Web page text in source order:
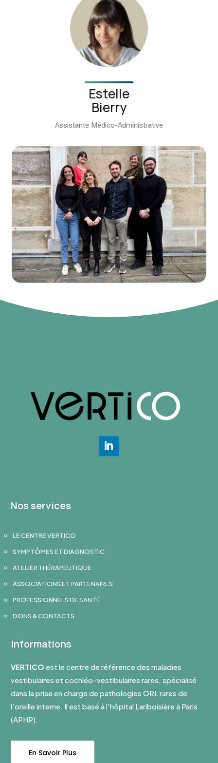
Estelle
Bierry
Assistante Médico-Administrative
Nos services
LE CENTRE VERTICO
SYMPTÔMES ET DIAGNOSTIC
ATELIER THÉRAPEUTIQUE
ASSOCIATIONS ET PARTENAIRES
PROFESSIONNELS DE SANTÉ
DONS & CONTACTS
Informations
VERTICO est le centre de référence des maladies
vestibulaires et cochléo-vestibulaires rares, spécialisé
dans la prise en charge de pathologies ORL rares de
l’oreille interne. Il est basé à l’hôpital Lariboisière à Paris
(APHP).
En Savoir Plus